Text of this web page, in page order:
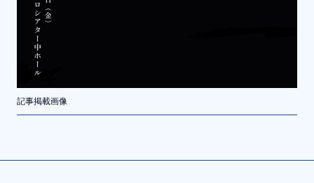
記事掲載画像